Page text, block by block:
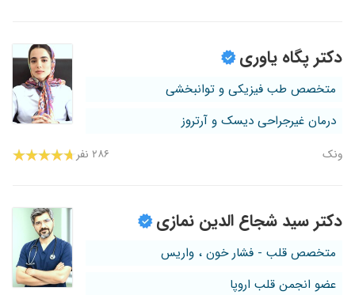
دکتر پگاه یاوری
متخصص طب فیزیکی و توانبخشی
درمان غیرجراحی دیسک و آرتروز
ونک ۲۸۶ نفر
دکتر سید شجاع الدین نمازی
متخصص قلب - فشار خون ، واریس
عضو انجمن قلب اروپا